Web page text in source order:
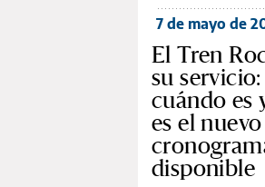
7 de mayo de
El Tren
su
cuándo es
es el nuevo
disponible